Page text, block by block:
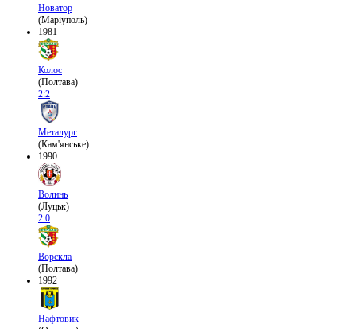
Новатор
(Маріуполь)
1981
Колос
(Полтава)
2:2
Металург
(Кам'янське)
1990
Волинь
(Луцьк)
2:0
Ворскла
(Полтава)
1992
Нафтовик